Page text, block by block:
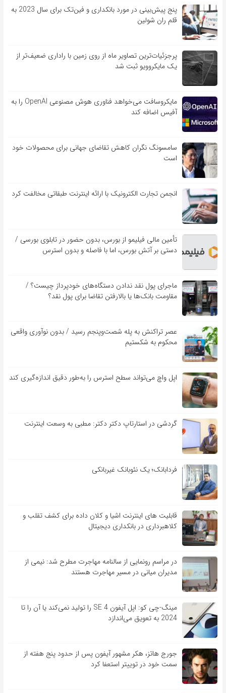
پنج پیش‌بینی در مورد بانکداری و فین‌تک برای سال 2023 به
قلم ران شولین
پرجزئیات‌ترین تصاویر ماه از روی زمین با راداری ضعیف‌تر از
یک مایکروویو ثبت شد
مایکروسافت می‌خواهد فناوری هوش مصنوعی OpenAI را به
آفیس اضافه کند
سامسونگ نگران کاهش تقاضای جهانی برای محصولات خود
است
انجمن تجارت الکترونیک با ارائه اینترنت طبقاتی مخالفت کرد
تأمین مالی فیلیمو از بورس، بدون حضور در تابلوی بورسی /
دستی بر آتش بورس، اما با فاصله و بدون استرس
ماجرای پول نقد ندادن دستگاه‌های خودپرداز چیست؟ /
مقاومت بانک‌ها یا بالارفتن تقاضا برای پول نقد؟
عصر تراکنش به پله شصت‌وپنجم رسید / بدون نوآوری واقعی
محکوم به شکستیم
اپل واچ می‌تواند سطح استرس را به‌طور دقیق اندازه‌گیری کند
گردشی در استارتاپ دکتر دکتر: مطبی به وسعت اینترنت
فردابانک؛ یک نئوبانک غیربانکی
قابلیت ‏های اینترنت اشیا و کلان‏ داده برای کشف تقلب و
کلاهبرداری در بانکداری دیجیتال
در مراسم رونمایی از سالنامه مهاجرت مطرح شد: نیمی از
مدیران میانی در مسیر مهاجرت هستند
مینگ-چی کو: اپل آیفون SE 4 را تولید نمی‌کند یا آن را تا
2024 به تعویق می‌اندازد
جورج هاتز، هکر مشهور آیفون پس از حدود پنج هفته از
سمت خود در توییتر استعفا کرد